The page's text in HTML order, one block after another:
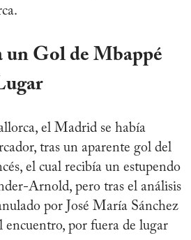
Gol de Mbappé
el Madrid se había
tras un aparente gol del
el cual recibía un estupendo
Arnold, pero tras el análisis
por José María Sánchez
por fuera de lugar